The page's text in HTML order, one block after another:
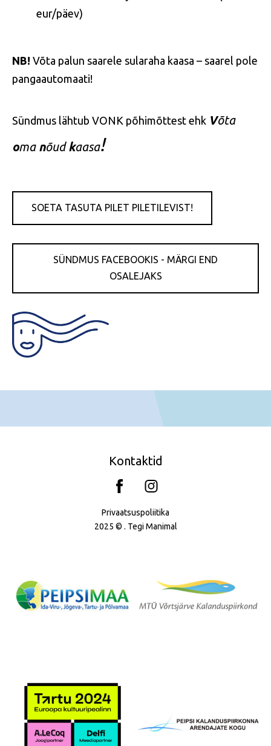
eur/päev)
NB! Võta palun saarele sularaha kaasa – saarel pole
pangaautomaati!
Sündmus lähtub VONK põhimõttest ehk Võta
oma nõud kaasa!
SOETA TASUTA PILET PILETILEVIST!
SÜNDMUS FACEBOOKIS - MÄRGI END
OSALEJAKS
Kontaktid
Privaatsuspoliitika
2025 © . Tegi Manimal